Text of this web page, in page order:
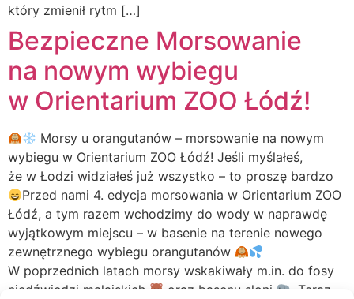
który zmienił rytm […]
Bezpieczne Morsowanie
na nowym wybiegu
w Orientarium ZOO Łódź!
Morsy u orangutanów – morsowanie na nowym
wybiegu w Orientarium ZOO Łódź! Jeśli myślałeś,
że w Łodzi widziałeś już wszystko – to proszę bardzo
Przed nami 4. edycja morsowania w Orientarium ZOO
Łódź, a tym razem wchodzimy do wody w naprawdę
wyjątkowym miejscu – w basenie na terenie nowego
zewnętrznego wybiegu orangutanów
W poprzednich latach morsy wskakiwały m.in. do fosy
niedźwiedzi malajskich
oraz basenu słoni
. Teraz